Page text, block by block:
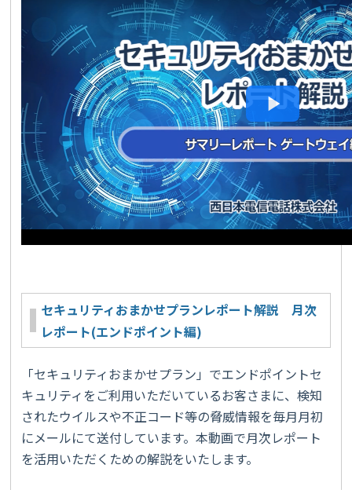
セキュリティおまかせプランレポート解説 月次
レポート(エンドポイント編)
「セキュリティおまかせプラン」でエンドポイントセ
キュリティをご利用いただいているお客さまに、検知
されたウイルスや不正コード等の脅威情報を毎月月初
にメールにて送付しています。本動画で月次レポート
を活用いただくための解説をいたします。